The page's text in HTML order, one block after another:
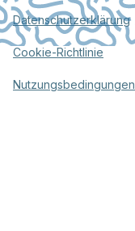
Datenschutzerklärung
Cookie-Richtlinie
Nutzungsbedingungen